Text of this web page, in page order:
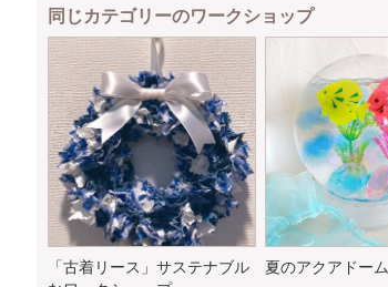
同じカテゴリーのワークショップ
「古着リース」サステナブル
夏のアクアドーム